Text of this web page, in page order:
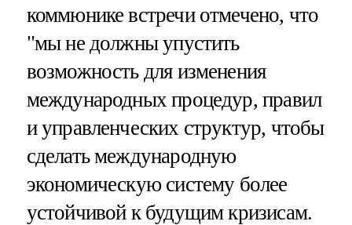
коммюнике встречи отмечено, что
"мы не должны упустить
возможность для изменения
международных процедур, правил
и управленческих структур, чтобы
сделать международную
экономическую систему более
устойчивой к будущим кризисам.